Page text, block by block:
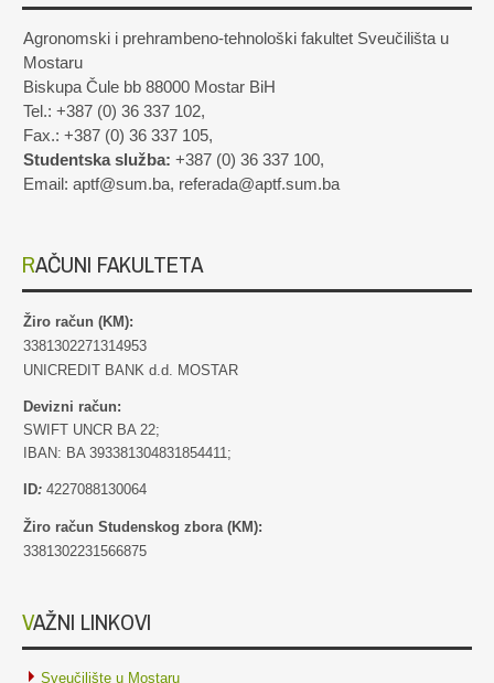
Agronomski i prehrambeno-tehnološki fakultet Sveučilišta u
Mostaru
Biskupa Čule bb 88000 Mostar BiH
Tel.: +387 (0) 36 337 102,
Fax.: +387 (0) 36 337 105,
Studentska služba: +387 (0) 36 337 100,
Email: aptf@sum.ba, referada@aptf.sum.ba
RAČUNI FAKULTETA
Žiro račun (KM):
3381302271314953
UNICREDIT BANK d.d. MOSTAR
Devizni račun:
SWIFT UNCR BA 22;
IBAN: BA 393381304831854411;
ID: 4227088130064
Žiro račun Studenskog zbora (KM):
3381302231566875
VAŽNI LINKOVI
Sveučilište u Mostaru